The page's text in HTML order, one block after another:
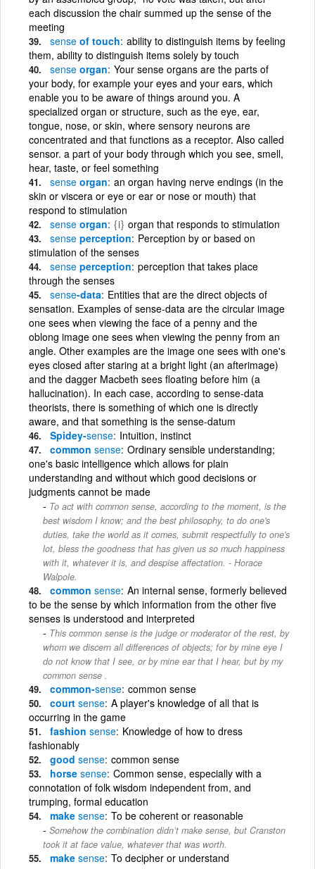
each discussion the chair summed up the sense of the
meeting
sense of touch ability to distinguish items by feeling
them, ability to distinguish items solely by touch
sense organ Your sense organs are the parts of
your body, for example your eyes and your ears, which
enable you to be aware of things around you. A
specialized organ or structure, such as the eye, ear,
tongue, nose, or skin, where sensory neurons are
concentrated and that functions as a receptor. Also called
sensor. a part of your body through which you see, smell,
hear, taste, or feel something
sense organ an organ having nerve endings (in the
skin or viscera or eye or ear or nose or mouth) that
respond to stimulation
sense organ {i} organ that responds to stimulation
sense perception Perception by or based on
stimulation of the senses
sense perception perception that takes place
through the senses
sense-data Entities that are the direct objects of
sensation. Examples of sense-data are the circular image
one sees when viewing the face of a penny and the
oblong image one sees when viewing the penny from an
angle. Other examples are the image one sees with one's
eyes closed after staring at a bright light (an afterimage)
and the dagger Macbeth sees floating before him (a
hallucination). In each case, according to sense-data
theorists, there is something of which one is directly
aware, and that something is the sense-datum
Spidey-sense Intuition, instinct
common sense Ordinary sensible understanding;
one's basic intelligence which allows for plain
understanding and without which good decisions or
judgments cannot be made
To act with common sense, according to the moment, is the
best wisdom I know; and the best philosophy, to do one's
duties, take the world as it comes, submit respectfully to one's
lot, bless the goodness that has given us so much happiness
with it, whatever it is, and despise affectation. - Horace
Walpole.
common sense An internal sense, formerly believed
to be the sense by which information from the other five
senses is understood and interpreted
This common sense is the judge or moderator of the rest, by
whom we discern all differences of objects; for by mine eye I
do not know that I see, or by mine ear that I hear, but by my
common sense .
common-sense common sense
court sense A player's knowledge of all that is
occurring in the game
fashion sense Knowledge of how to dress
fashionably
good sense common sense
horse sense Common sense, especially with a
connotation of folk wisdom independent from, and
trumping, formal education
make sense To be coherent or reasonable
Somehow the combination didn’t make sense, but Cranston
took it at face value, whatever that was worth.
make sense To decipher or understand